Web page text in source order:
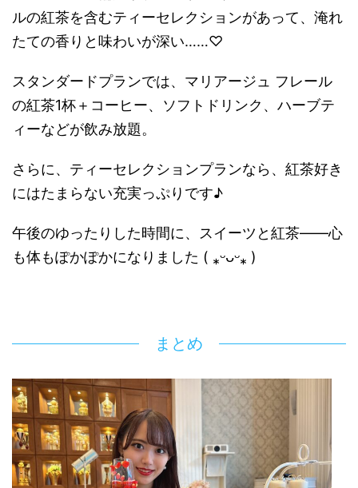
ルの紅茶を含むティーセレクションがあって、淹れ
たての香りと味わいが深い……♡
スタンダードプランでは、マリアージュ フレール
の紅茶1杯＋コーヒー、ソフトドリンク、ハーブテ
ィーなどが飲み放題。
さらに、ティーセレクションプランなら、紅茶好き
にはたまらない充実っぷりです♪
午後のゆったりした時間に、スイーツと紅茶――心
も体もぽかぽかになりました ( ⁎ᵕᴗᵕ⁎ )
まとめ